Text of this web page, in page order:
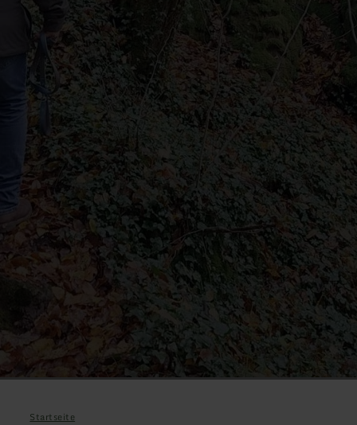
Startseite